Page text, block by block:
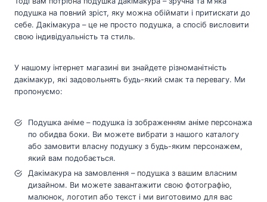
подушка на повний зріст, яку можна обіймати і притискати до
себе. Дакімакура – це не просто подушка, а спосіб висловити
свою індивідуальність та стиль.
У нашому інтернет магазині ви знайдете різноманітність
дакімакур, які задовольнять будь-який смак та перевагу. Ми
пропонуємо:
Подушка аніме – подушка із зображенням аніме персонажа
по обидва боки. Ви можете вибрати з нашого каталогу
або замовити власну подушку з будь-яким персонажем,
який вам подобається.
Дакімакура на замовлення – подушка з вашим власним
дизайном. Ви можете завантажити свою фотографію,
малюнок, логотип або текст і ми виготовимо для вас